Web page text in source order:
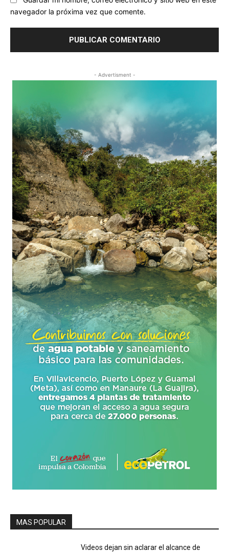
navegador la próxima vez que comente.
- Advertisment -
MAS POPULAR
Videos dejan sin aclarar el alcance de